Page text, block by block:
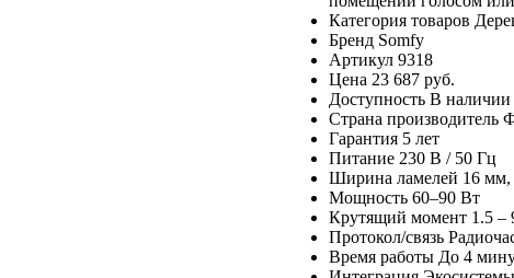
Категория товаров
Бренд Somfy
Артикул 9318
Цена 23 687 руб.
Доступность В наличии
Страна производитель
Гарантия 5 лет
Питание 230 В / 50 Гц
Ширина ламелей 16
Мощность 60–90 Вт
Крутящий момент 1.5 –
Протокол/связь
Время работы До 4